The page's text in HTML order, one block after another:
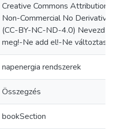
Creative Commons Attribution
Non-Commercial No
(CC-BY-NC-ND-4.0) Nevezd
meg!-Ne add el!-Ne változtasd!
napenergia rendszerek
Összegzés
bookSection